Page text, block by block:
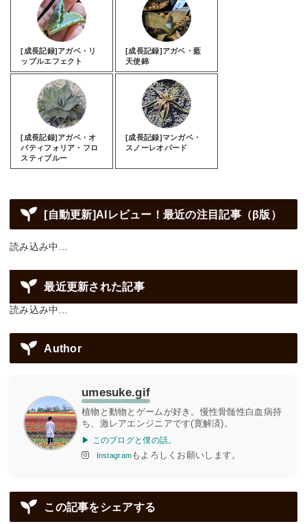
[成長記録]アガベ・リ
ップルエフェクト
[成長記録]アガベ・藍
天使錦
[成長記録]アガベ・オ
バティフォリア・フロ
スティブルー
[成長記録]マンガベ・
スノーレオパード
[自動更新]AIレビュー！最近の注目記事（β版）
読み込み中...
最近更新された記事
読み込み中...
Author
umesuke.gif
植物と動物とゲームが好き。慢性骨髄性白血病持
ち、激レアエンジニアです(寛解済)。
▶ このブログと僕の話。
Instagramもよろしくお願いします。
この記事をシェアする